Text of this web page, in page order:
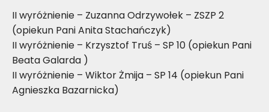
II wyróżnienie – Zuzanna Odrzywołek – ZSZP 2
(opiekun Pani Anita Stachańczyk)
II wyróżnienie – Krzysztof Truś – SP 10 (opiekun Pani
Beata Galarda )
II wyróżnienie – Wiktor Żmija – SP 14 (opiekun Pani
Agnieszka Bazarnicka)